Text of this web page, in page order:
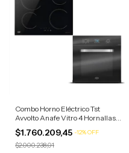
Combo Horno Eléctrico Tst
Avvolto Anafe Vitro 4 Hornallas
Negro/anafe Negro
$1.760.209,45 -12%OFF
$2.000.238,01